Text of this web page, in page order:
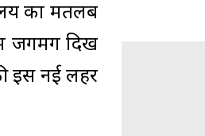
का मतलब
में जगमग दिख
इस नई लहर